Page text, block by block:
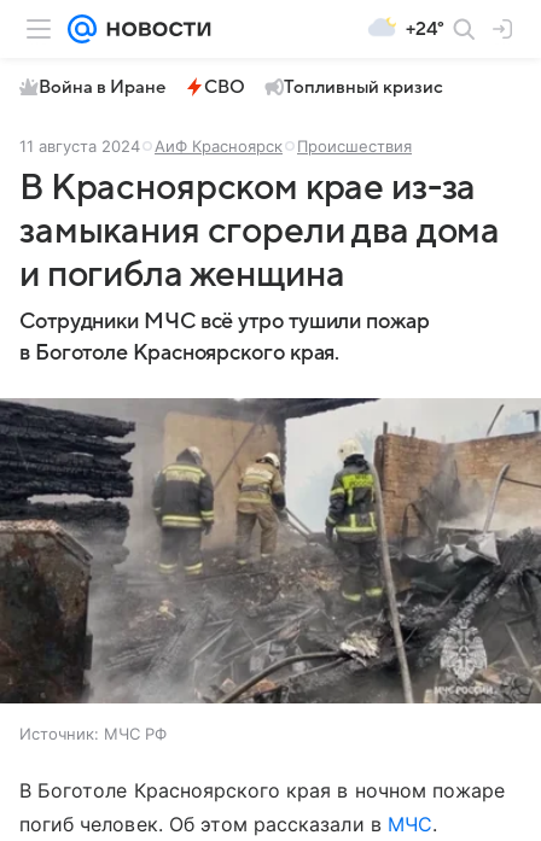
+24°
Война в Иране СВО Топливный кризис
11 августа 2024 АиФ Красноярск Происшествия
В Красноярском крае из-за
замыкания сгорели два дома
и погибла женщина
Сотрудники МЧС всё утро тушили пожар
в Боготоле Красноярского края.
Источник: МЧС РФ
В Боготоле Красноярского края в ночном пожаре
погиб человек. Об этом рассказали в МЧС.